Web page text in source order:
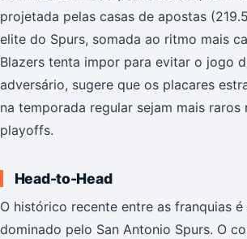
projetada pelas casas de apostas
elite do Spurs, somada ao ritmo mais
Blazers tenta impor para evitar o jogo
adversário, sugere que os placares
na temporada regular sejam mais raros
playoffs.
Head-to-Head
O histórico recente entre as franquias é
dominado pelo San Antonio Spurs. O